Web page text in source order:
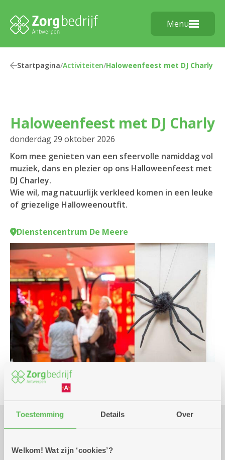
Toestemming Details Over
Welkom! Wat zijn ‘cookies’?
Menu
Startpagina/Activiteiten/Haloweenfeest met DJ Charly
Haloweenfeest met DJ Charly
donderdag 29 oktober 2026
Kom mee genieten van een sfeervolle namiddag vol
muziek, dans en plezier op ons Halloweenfeest met
DJ Charley.
Wie wil, mag natuurlijk verkleed komen in een leuke
of griezelige Halloweenoutfit.
Dienstencentrum De Meere